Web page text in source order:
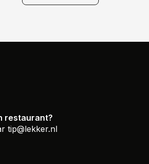
restaurant?
tip@lekker.nl